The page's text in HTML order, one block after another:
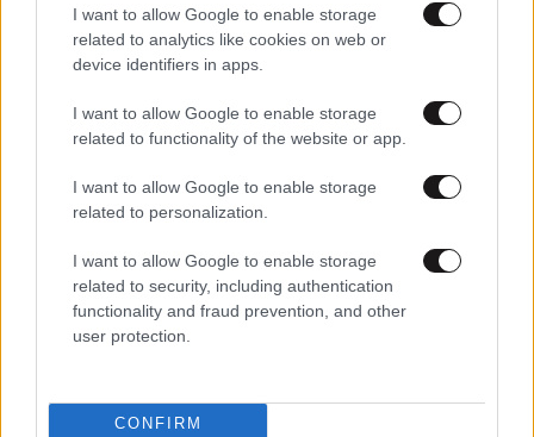
I want to allow Google to enable storage
related to analytics like cookies on web or
device identifiers in apps.
I want to allow Google to enable storage
related to functionality of the website or app.
I want to allow Google to enable storage
related to personalization.
I want to allow Google to enable storage
related to security, including authentication
functionality and fraud prevention, and other
user protection.
CONFIRM
Νία Βαρντάλος – Σπύρος Κατσαγάνης: Μια
σχέση που θυμίζει σενάριο ταινίας και μετρά
πάνω από τέσσερα χρόνια